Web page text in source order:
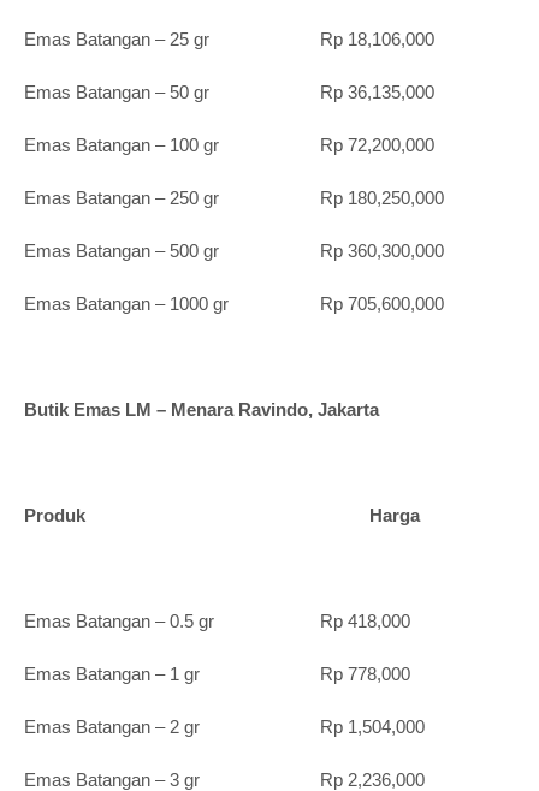
Emas Batangan – 25 gr Rp 18,106,000
Emas Batangan – 50 gr Rp 36,135,000
Emas Batangan – 100 gr Rp 72,200,000
Emas Batangan – 250 gr Rp 180,250,000
Emas Batangan – 500 gr Rp 360,300,000
Emas Batangan – 1000 gr Rp 705,600,000
Butik Emas LM – Menara Ravindo, Jakarta
Produk Harga
Emas Batangan – 0.5 gr Rp 418,000
Emas Batangan – 1 gr Rp 778,000
Emas Batangan – 2 gr Rp 1,504,000
Emas Batangan – 3 gr Rp 2,236,000